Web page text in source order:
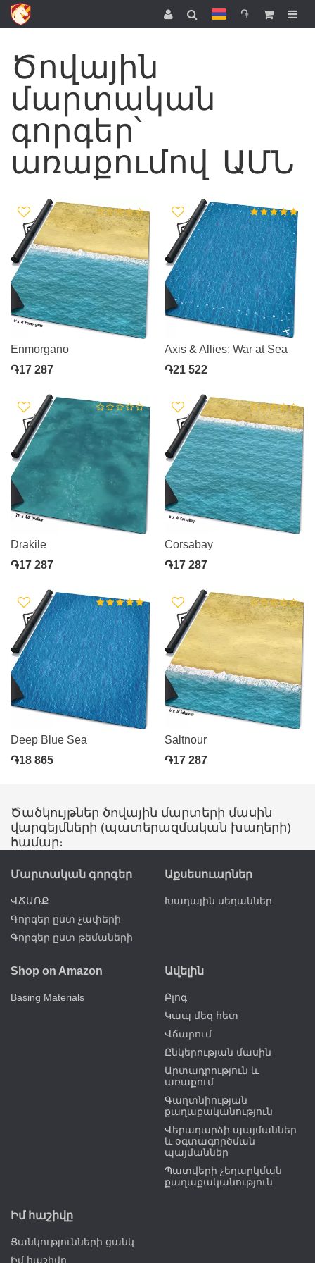
֏
Ծովային
մարտական
գորգեր՝
առաքումով ԱՄՆ
Enmorgano
֏17 287
Axis & Allies: War at Sea
֏21 522
Drakile
֏17 287
Corsabay
֏17 287
Deep Blue Sea
֏18 865
Saltnour
֏17 287
Ծածկույթներ ծովային մարտերի մասին
վարգեյմների (պատերազմական խաղերի)
համար։
Մարտական գորգեր
ՎՃԱՌՔ
Գորգեր ըստ չափերի
Գորգեր ըստ թեմաների
Աքսեսուարներ
Խաղային սեղաններ
Shop on Amazon
Basing Materials
Ավելին
Բլոգ
Կապ մեզ հետ
Վճարում
Ընկերության մասին
Արտադրություն և
առաքում
Գաղտնիության
քաղաքականություն
Վերադարձի պայմաններ
և օգտագործման
պայմաններ
Պատվերի չեղարկման
քաղաքականություն
Իմ հաշիվը
Ցանկությունների ցանկ
Իմ հաշիվը